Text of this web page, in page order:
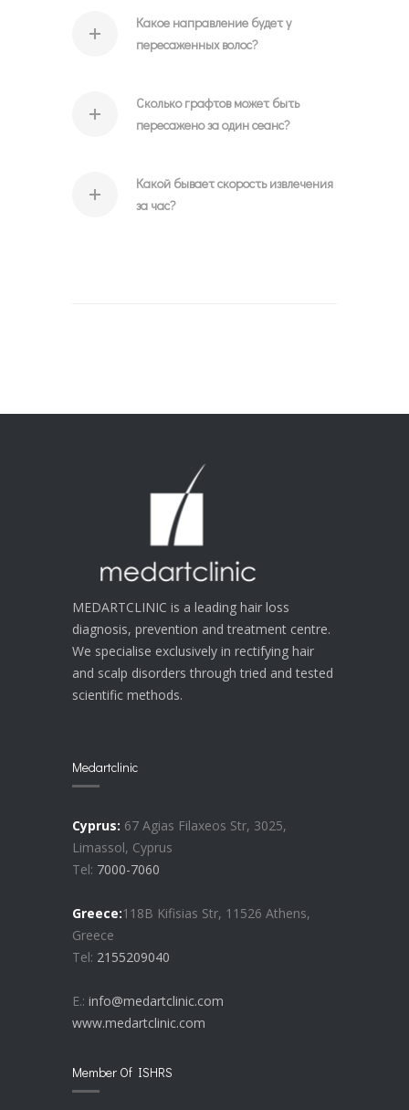
Какое направление будет у
пересаженных волос?
Сколько графтов может быть
пересажено за один сеанс?
Какой бывает скорость извлечения
за час?
MEDARTCLINIC is a leading hair loss
diagnosis, prevention and treatment centre.
We specialise exclusively in rectifying hair
and scalp disorders through tried and tested
scientific methods.
Medartclinic
Cyprus: 67 Agias Filaxeos Str, 3025,
Limassol, Cyprus
Tel: 7000-7060
Greece:118B Kifisias Str, 11526 Athens,
Greece
Tel: 2155209040
E.: info@medartclinic.com
www.medartclinic.com
Member Of ISHRS